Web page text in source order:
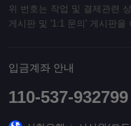
위 번호는 작업 및 결제관련
게시판 및 '1:1 문의' 게시판을
입금계좌 안내
110-537-932799